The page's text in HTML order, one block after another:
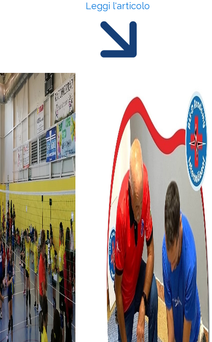
Leggi l'articolo